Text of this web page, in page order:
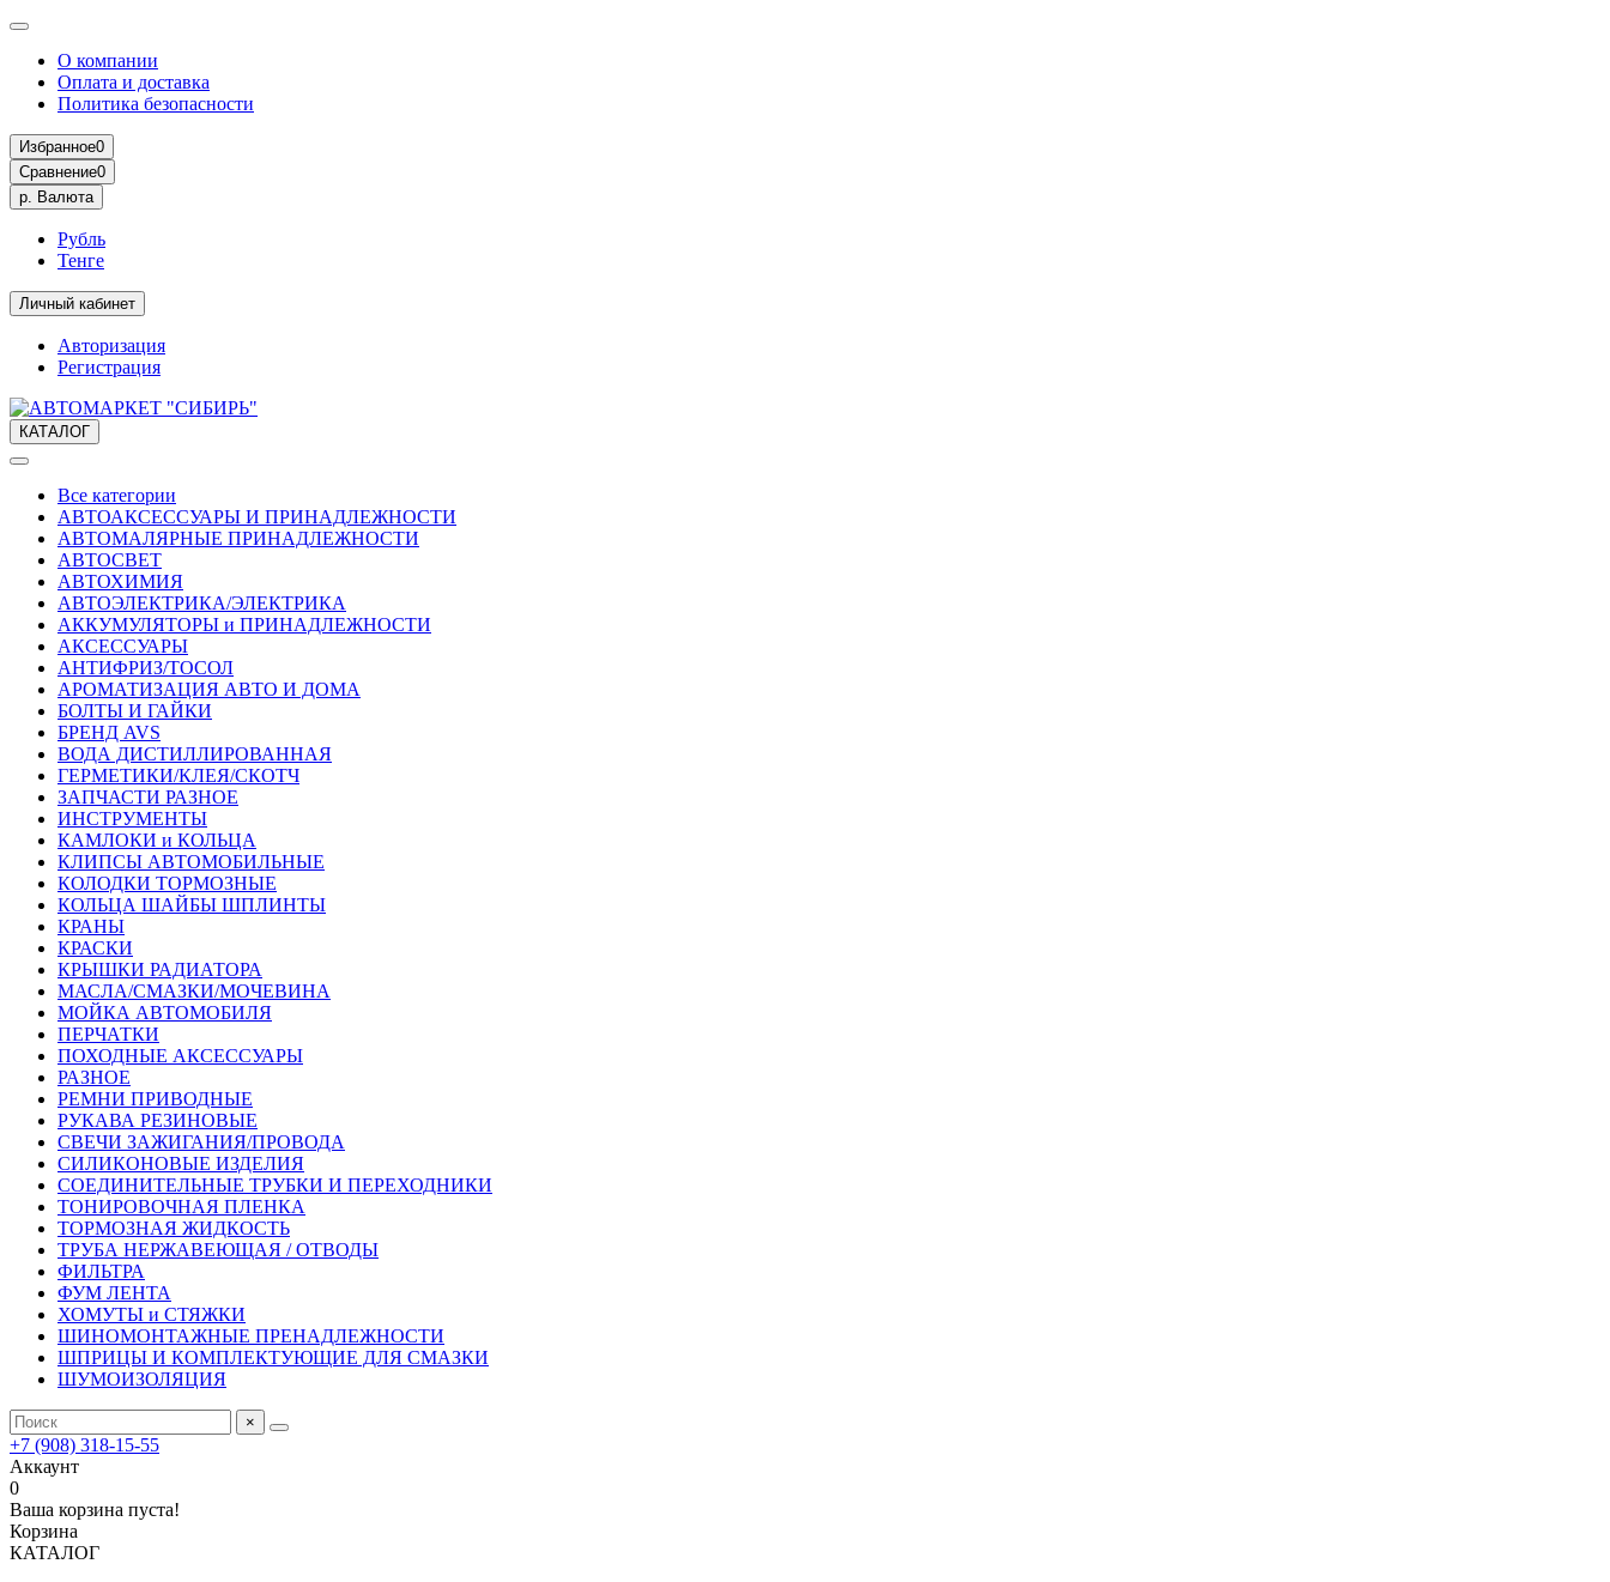
О компании
Оплата и доставка
Политика безопасности
Избранное0
Сравнение0
р. Валюта
Рубль
Тенге
Личный кабинет
Авторизация
Регистрация
КАТАЛОГ
Все категории
АВТОАКСЕССУАРЫ И ПРИНАДЛЕЖНОСТИ
АВТОМАЛЯРНЫЕ ПРИНАДЛЕЖНОСТИ
АВТОСВЕТ
АВТОХИМИЯ
АВТОЭЛЕКТРИКА/ЭЛЕКТРИКА
АККУМУЛЯТОРЫ и ПРИНАДЛЕЖНОСТИ
АКСЕССУАРЫ
АНТИФРИЗ/ТОСОЛ
АРОМАТИЗАЦИЯ АВТО И ДОМА
БОЛТЫ И ГАЙКИ
БРЕНД AVS
ВОДА ДИСТИЛЛИРОВАННАЯ
ГЕРМЕТИКИ/КЛЕЯ/СКОТЧ
ЗАПЧАСТИ РАЗНОЕ
ИНСТРУМЕНТЫ
КАМЛОКИ и КОЛЬЦА
КЛИПСЫ АВТОМОБИЛЬНЫЕ
КОЛОДКИ ТОРМОЗНЫЕ
КОЛЬЦА ШАЙБЫ ШПЛИНТЫ
КРАНЫ
КРАСКИ
КРЫШКИ РАДИАТОРА
МАСЛА/СМАЗКИ/МОЧЕВИНА
МОЙКА АВТОМОБИЛЯ
ПЕРЧАТКИ
ПОХОДНЫЕ АКСЕССУАРЫ
РАЗНОЕ
РЕМНИ ПРИВОДНЫЕ
РУКАВА РЕЗИНОВЫЕ
СВЕЧИ ЗАЖИГАНИЯ/ПРОВОДА
СИЛИКОНОВЫЕ ИЗДЕЛИЯ
СОЕДИНИТЕЛЬНЫЕ ТРУБКИ И ПЕРЕХОДНИКИ
ТОНИРОВОЧНАЯ ПЛЕНКА
ТОРМОЗНАЯ ЖИДКОСТЬ
ТРУБА НЕРЖАВЕЮЩАЯ / ОТВОДЫ
ФИЛЬТРА
ФУМ ЛЕНТА
ХОМУТЫ и СТЯЖКИ
ШИНОМОНТАЖНЫЕ ПРЕНАДЛЕЖНОСТИ
ШПРИЦЫ И КОМПЛЕКТУЮЩИЕ ДЛЯ СМАЗКИ
ШУМОИЗОЛЯЦИЯ
×
+7 (908) 318-15-55
Аккаунт
0
Ваша корзина пуста!
Корзина
КАТАЛОГ